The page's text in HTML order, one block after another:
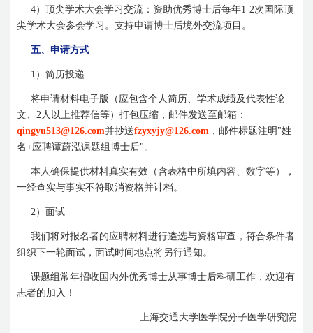
4）顶尖学术大会学习交流：资助优秀博士后每年1-2次国际顶
尖学术大会参会学习。支持申请博士后境外交流项目。
五、申请方式
1 ）简历投递
将申请材料电子版（应包含个人简历、学术成绩及代表性论
文、 2 人以上推荐信等）打包压缩，邮件发送至邮箱：
qingyu513@126.com并抄送fzyxyjy@126.com ，邮件标题注明 "姓
名+应聘谭蔚泓课题组博士后" 。
本人确保提供材料真实有效（含表格中所填内容、数字等），
一经查实与事实不符取消资格并计档。
2 ）面试
我们将对报名者的应聘材料进行遴选与资格审查，符合条件者
组织下一轮面试，面试时间地点将另行通知。
课题组常年招收国内外优秀博士从事博士后科研工作，欢迎有
志者的加入！
上海交通大学医学院分子医学研究院